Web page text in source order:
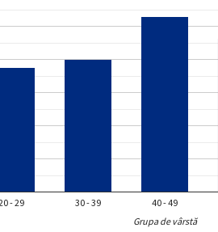
- 29 30 - 39 40 - 49
Grupa de vârstă